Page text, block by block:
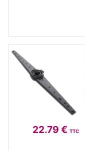
22.79 € TTC